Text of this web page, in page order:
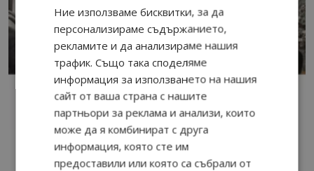
Ние използваме бисквитки, за да
персонализираме съдържанието,
рекламите и да анализираме нашия
трафик. Също така споделяме
информация за използването на нашия
сайт от ваша страна с нашите
партньори за реклама и анализи, които
може да я комбинират с друга
информация, която сте им
предоставили или която са събрали от